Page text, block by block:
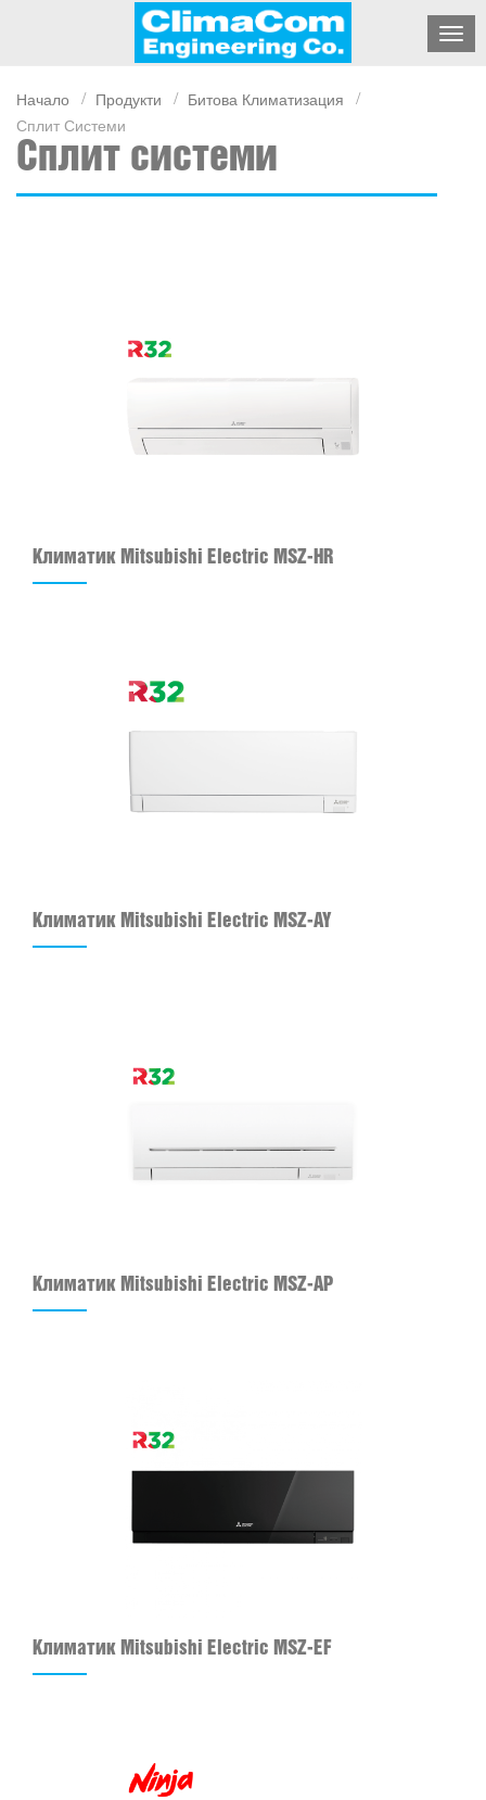
Начало Продукти
Битова Климатизация
Сплит Системи
Сплит системи
Климатик Mitsubishi Electric MSZ-HR
Климатик Mitsubishi Electric MSZ-AY
Климатик Mitsubishi Electric MSZ-AP
Климатик Mitsubishi Electric MSZ-EF